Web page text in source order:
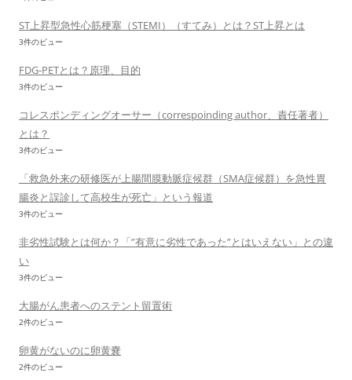
ST上昇型急性心筋梗塞（STEMI）（すてみ）とは？ST上昇とは
3件のビュー
FDG-PETとは？原理、目的
3件のビュー
コレスポンディングオーサー（correspoinding author、責任著者）
とは？
3件のビュー
「救急外来の研修医が上腸間膜動脈症候群（SMA症候群）を急性胃
腸炎と誤診して高校生が死亡」という報道
3件のビュー
非劣性試験とは何か？「”有意に劣性であった”とはいえない」との違
い
3件のビュー
大腸がん患者へのステント留置術
2件のビュー
卵黄がないのに卵黄嚢
2件のビュー